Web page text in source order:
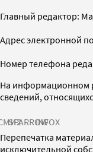
Главный редактор:
Адрес электронной
Номер телефона
На информационном
сведений,
SPARROWINFOX
Перепечатка
исключительной